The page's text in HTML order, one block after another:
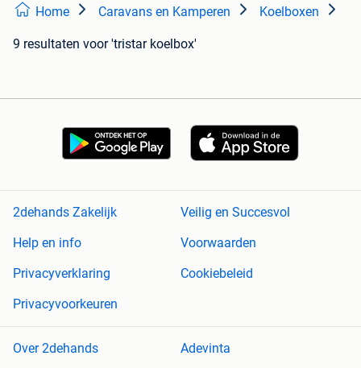
Home Caravans en Kamperen Koelboxen
9 resultaten voor 'tristar koelbox'
2dehands Zakelijk
Veilig en Succesvol
Help en info
Voorwaarden
Privacyverklaring
Cookiebeleid
Privacyvoorkeuren
Over 2dehands Adevinta